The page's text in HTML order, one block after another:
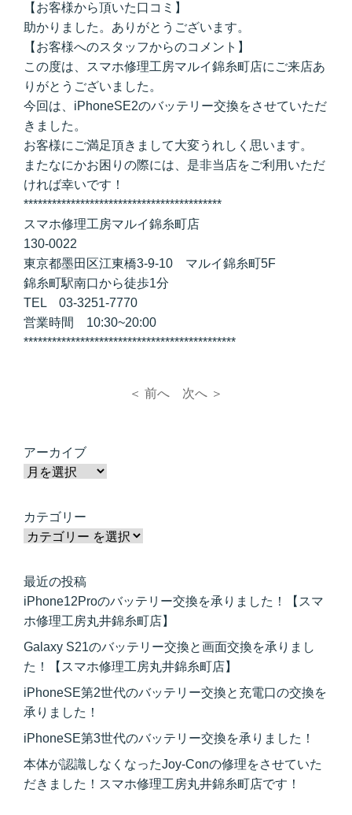
【お客様から頂いた口コミ】
助かりました。ありがとうございます。
【お客様へのスタッフからのコメント】
この度は、スマホ修理工房マルイ錦糸町店にご来店あ
りがとうございました。
今回は、iPhoneSE2のバッテリー交換をさせていただ
きました。
お客様にご満足頂きまして大変うれしく思います。
またなにかお困りの際には、是非当店をご利用いただ
ければ幸いです！
******************************************
スマホ修理工房マルイ錦糸町店
130-0022
東京都墨田区江東橋3-9-10 マルイ錦糸町5F
錦糸町駅南口から徒歩1分
TEL 03-3251-7770
営業時間 10:30~20:00
*********************************************
＜ 前へ 次へ ＞
アーカイブ
カテゴリー
最近の投稿
iPhone12Proのバッテリー交換を承りました！【スマ
ホ修理工房丸井錦糸町店】
Galaxy S21のバッテリー交換と画面交換を承りまし
た！【スマホ修理工房丸井錦糸町店】
iPhoneSE第2世代のバッテリー交換と充電口の交換を
承りました！
iPhoneSE第3世代のバッテリー交換を承りました！
本体が認識しなくなったJoy-Conの修理をさせていた
だきました！スマホ修理工房丸井錦糸町店です！